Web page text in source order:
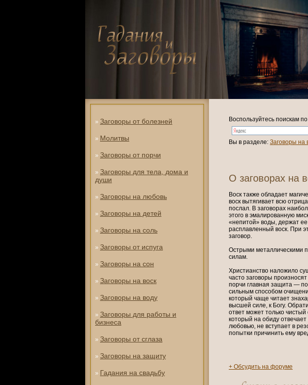
» Заговоры от болезней
» Молитвы
» Заговоры от порчи
» Заговоры для тела, дома и
души
» Заговоры на любовь
» Заговоры на детей
» Заговоры на соль
» Заговоры от испуга
» Заговоры на сон
» Заговоры на воск
» Заговоры на воду
» Заговоры для работы и
бизнеса
» Заговоры от сглаза
» Заговоры на защиту
» Гадания на свадьбу
Воспользуйтесь поискам
Вы в разделе: Заговоры на
О заговорах на
Воск также обладает
воск вытягивает всю
послал. В заговорах
этого в эмалированную
«непитой» воды, держат ее
расплавленный воск. При
заговор.
Острыми металлическими
силам.
Христианство наложило
часто заговоры
порчи главная защита —
сильным способом
который чаще читает
высшей силе, к Богу.
ответ может только
который на обиду
любовью, не вступает в
попытки причинить ему
+ Обсудить на форуме